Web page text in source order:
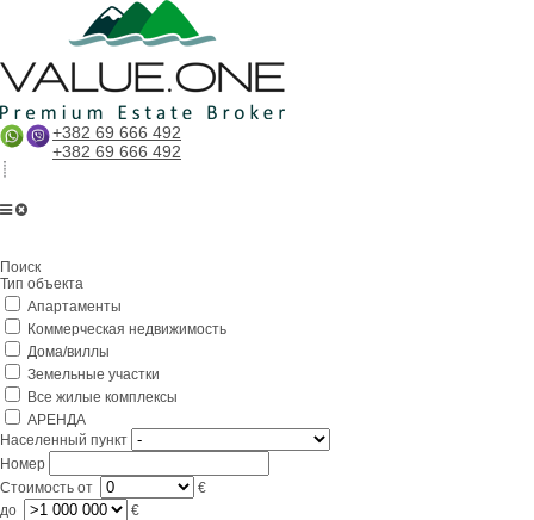
+382 69 666 492
+382 69 666 492
Lifestyle
Контакты
Поиск
Тип объекта
Апартаменты
Коммерческая недвижимость
Дома/виллы
Земельные участки
Все жилые комплексы
АРЕНДА
Населенный пункт
Номер
Стоимость от
€
до
€